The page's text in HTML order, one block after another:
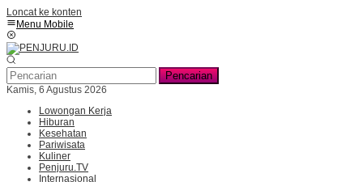
Loncat ke konten
Menu Mobile
Pencarian
Kamis, 6 Agustus 2026
Lowongan Kerja
Hiburan
Kesehatan
Pariwisata
Kuliner
Penjuru.TV
Internasional